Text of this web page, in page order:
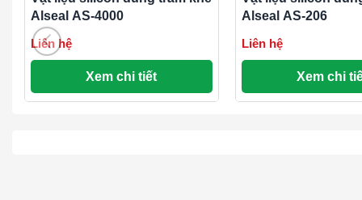
ALSEAL AS-5000
lại độ bền và chất lượng vượt trội cho các công trình.
Alseal AS-4000
Liên hệ
Xem chi tiết
Alseal AS-206
Liên hệ
Xem chi